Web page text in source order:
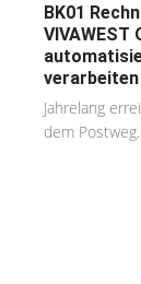
BK01
verarbeiten
Jahrelang
dem